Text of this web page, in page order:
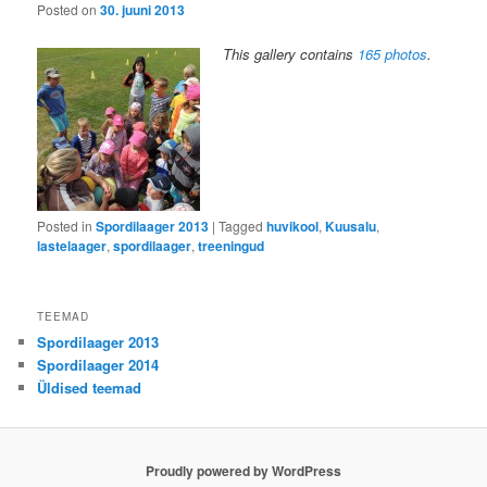
Posted on30. juuni 2013
This gallery contains 165 photos.
Posted in Spordilaager 2013 |Tagged huvikool,Kuusalu,
lastelaager,spordilaager,treeningud
TEEMAD
Spordilaager 2013
Spordilaager 2014
Üldised teemad
Proudly powered by WordPress